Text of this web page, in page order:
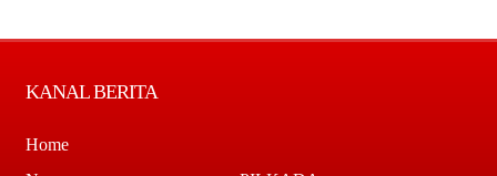
KANAL BERITA
Home